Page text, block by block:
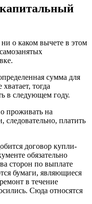
о каком вычете в этом
сумма для
тогда
в следующем году.
проживать на
платить
договор купли-
обязательно
сторон по выплате
бумаги, являющиеся
в течение
Сюда относятся